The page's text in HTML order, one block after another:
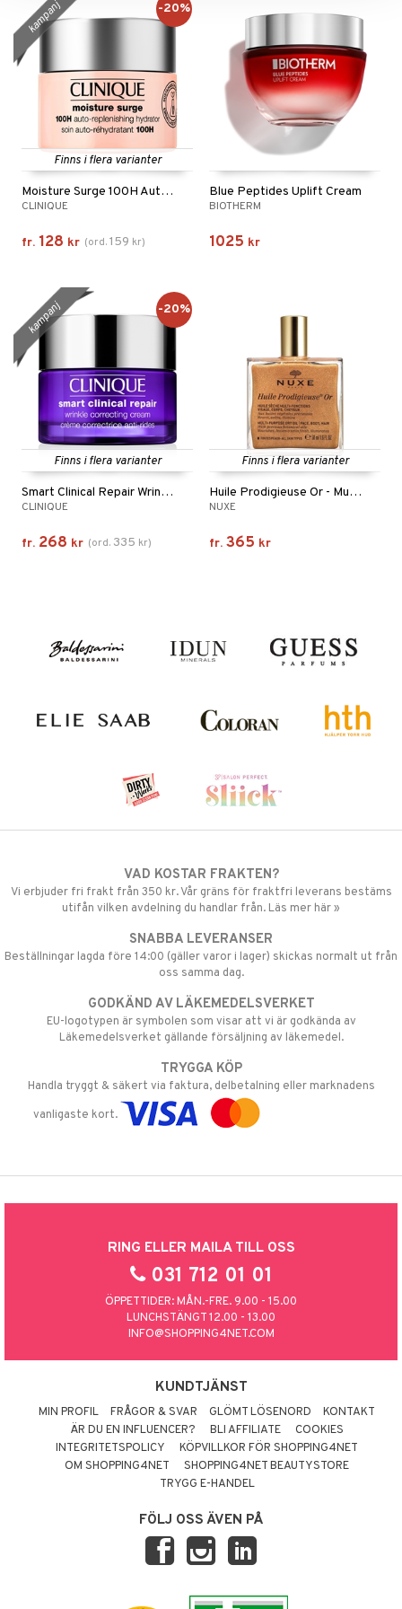
Finns i flera varianter
Moisture Surge 100H Auto Replenishing Hydrator
CLINIQUE
fr. 128 kr (ord.159 kr)
kampanj -20%
Blue Peptides Uplift Cream
BIOTHERM
1025 kr
Finns i flera varianter
Smart Clinical Repair Wrinkle Cream
CLINIQUE
fr. 268 kr (ord. 335 kr)
kampanj -20%
Finns i flera varianter
Huile Prodigieuse Or - Multi Purpose Dry Oil
NUXE
fr. 365 kr
VAD KOSTAR FRAKTEN?
Vi erbjuder fri frakt från 350 kr. Vår gräns för fraktfri leverans bestäms
utifån vilken avdelning du handlar från. Läs mer här »
SNABBA LEVERANSER
Beställningar lagda före 14:00 (gäller varor i lager) skickas normalt ut från
oss samma dag.
GODKÄND AV LÄKEMEDELSVERKET
EU-logotypen är symbolen som visar att vi är godkända av
Läkemedelsverket gällande försäljning av läkemedel.
TRYGGA KÖP
Handla tryggt & säkert via faktura, delbetalning eller marknadens
vanligaste kort.
RING ELLER MAILA TILL OSS
031 712 01 01
ÖPPETTIDER: MÅN.-FRE. 9.00 - 15.00
LUNCHSTÄNGT 12.00 - 13.00
INFO@SHOPPING4NET.COM
KUNDTJÄNST
MIN PROFIL FRÅGOR & SVAR GLÖMT LÖSENORD
KONTAKT
ÄR DU EN INFLUENCER?
BLI AFFILIATE
COOKIES
INTEGRITETSPOLICY
KÖPVILLKOR FÖR SHOPPING4NET
OM SHOPPING4NET
SHOPPING4NET BEAUTYSTORE
TRYGG E-HANDEL
FÖLJ OSS ÄVEN PÅ